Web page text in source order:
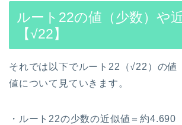
ルート22の値（少数）や
【√22】
それでは以下でルート22（√22）の値
値について見ていきます。
・ルート22の少数の近似値＝約4.690